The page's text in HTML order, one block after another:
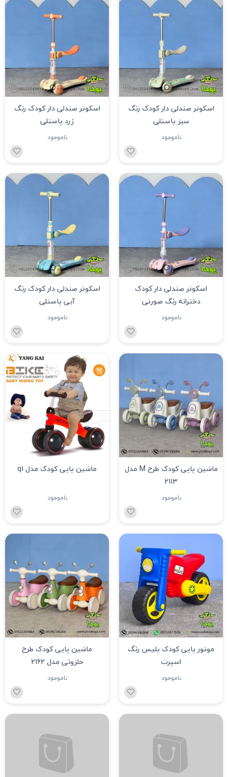
اسکوتر صندلی دار کودک رنگ
سبز پاستلی
ناموجود
اسکوتر صندلی دار کودک رنگ
زرد پاستلی
ناموجود
اسکوتر صندلی دار کودک
دخترانه رنگ صورتی
ناموجود
اسکوتر صندلی دار کودک رنگ
آبی پاستلی
ناموجود
ماشین پایی کودک طرح M مدل
2113
ناموجود
ماشین پایی کودک مدل q1
ناموجود
موتور پایی کودک پلیس رنگ
اسپرت
ناموجود
ماشین پایی کودک طرح
حلزونی مدل 2162
ناموجود